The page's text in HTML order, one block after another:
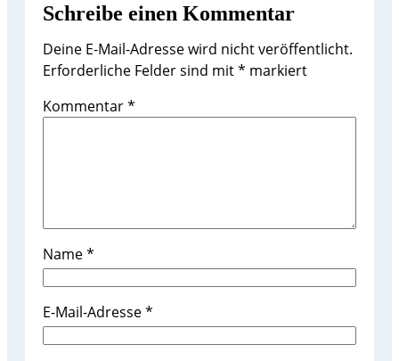
Schreibe einen Kommentar
Deine E-Mail-Adresse wird nicht veröffentlicht.
Erforderliche Felder sind mit* markiert
Kommentar*
Name*
E-Mail-Adresse*